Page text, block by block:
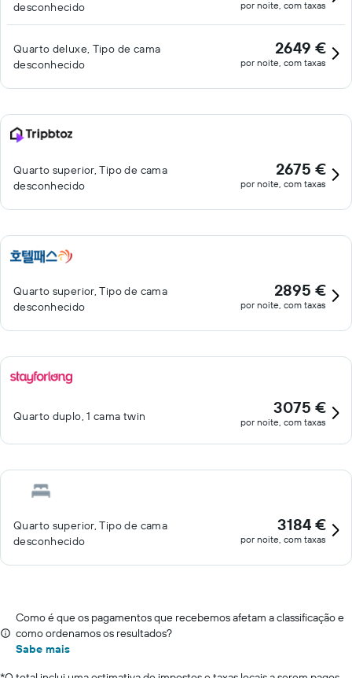
desconhecido
por noite, com taxas
Quarto deluxe, Tipo de cama
desconhecido
2649 €
por noite, com taxas
Quarto superior, Tipo de cama
desconhecido
2675 €
por noite, com taxas
Quarto superior, Tipo de cama
desconhecido
2895 €
por noite, com taxas
Quarto duplo, 1 cama twin 3075 €
por noite, com taxas
Quarto superior, Tipo de cama
desconhecido
3184 €
por noite, com taxas
Como é que os pagamentos que recebemos afetam a classificação e
como ordenamos os resultados?
Sabe mais